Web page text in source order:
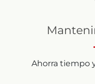
Ahorra tiempo